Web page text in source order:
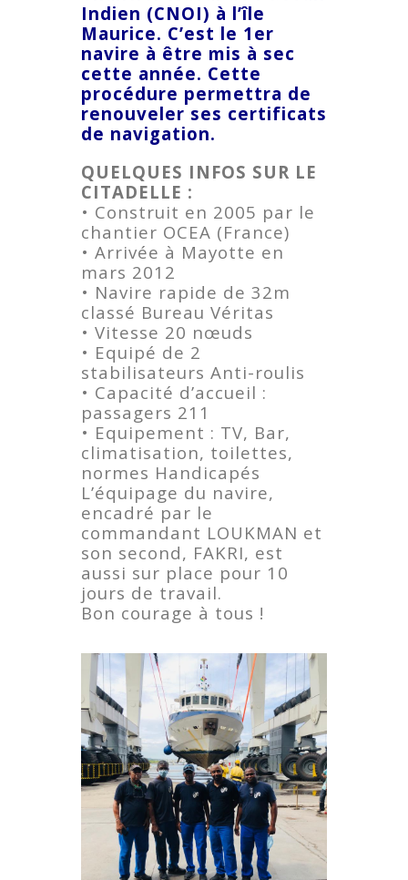
Indien (CNOI) à l’île
Maurice. C’est le 1er
navire à être mis à sec
cette année. Cette
procédure permettra de
renouveler ses certificats
de navigation.
QUELQUES INFOS SUR LE
CITADELLE :
• Construit en 2005 par le
chantier OCEA (France)
• Arrivée à Mayotte en
mars 2012
• Navire rapide de 32m
classé Bureau Véritas
• Vitesse 20 nœuds
• Equipé de 2
stabilisateurs Anti-roulis
• Capacité d’accueil :
passagers 211
• Equipement : TV, Bar,
climatisation, toilettes,
normes Handicapés
L’équipage du navire,
encadré par le
commandant LOUKMAN et
son second, FAKRI, est
aussi sur place pour 10
jours de travail.
Bon courage à tous !